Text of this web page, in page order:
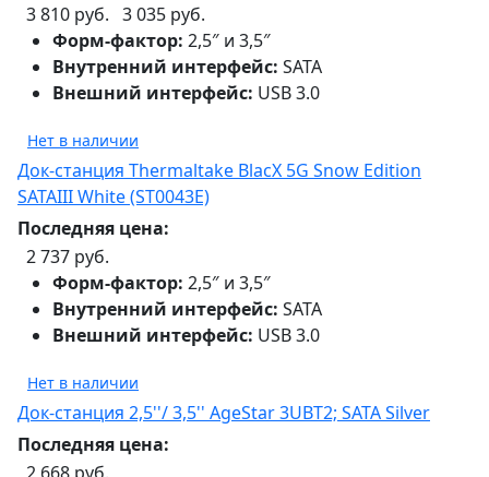
3 810 руб. 3 035 руб.
Форм-фактор: 2,5″ и 3,5″
Внутренний интерфейс: SATA
Внешний интерфейс: USB 3.0
Нет в наличии
Док-станция Thermaltake BlacX 5G Snow Edition
SATAIII White (ST0043E)
Последняя цена:
2 737 руб.
Форм-фактор: 2,5″ и 3,5″
Внутренний интерфейс: SATA
Внешний интерфейс: USB 3.0
Нет в наличии
Док-станция 2,5''/ 3,5'' AgeStar 3UBT2; SATA Silver
Последняя цена: